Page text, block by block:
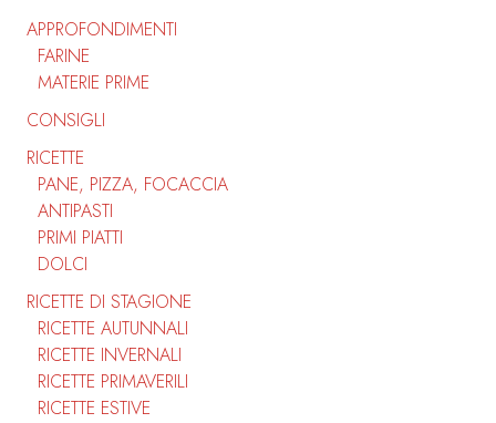
APPROFONDIMENTI
FARINE
MATERIE PRIME
CONSIGLI
RICETTE
PANE, PIZZA, FOCACCIA
ANTIPASTI
PRIMI PIATTI
DOLCI
RICETTE DI STAGIONE
RICETTE AUTUNNALI
RICETTE INVERNALI
RICETTE PRIMAVERILI
RICETTE ESTIVE